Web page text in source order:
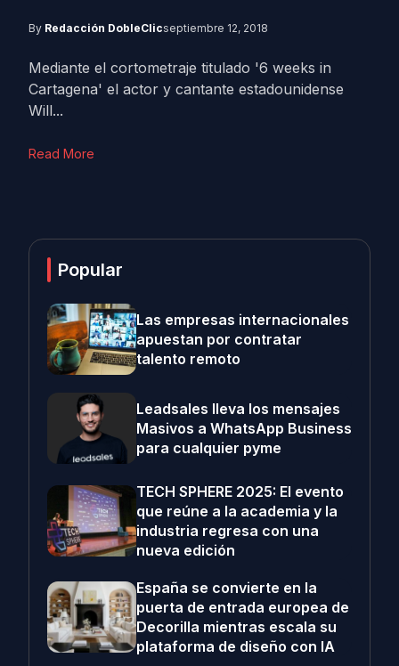
By Redacción DobleClicseptiembre 12, 2018
Mediante el cortometraje titulado '6 weeks in
Cartagena' el actor y cantante estadounidense
Will...
Read More
Popular
Las empresas internacionales
apuestan por contratar
talento remoto
Leadsales lleva los mensajes
Masivos a WhatsApp Business
para cualquier pyme
TECH SPHERE 2025: El evento
que reúne a la academia y la
industria regresa con una
nueva edición
España se convierte en la
puerta de entrada europea de
Decorilla mientras escala su
plataforma de diseño con IA